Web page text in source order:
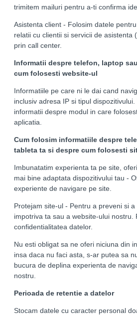
trimitem mailuri pentru a-ti confirma
Asistenta client - Folosim datele
relatii cu clientii si servicii de asistenta
prin call center.
Informatii despre telefon, laptop
cum folosesti website-ul
Informatiile pe care ni le dai cand
inclusiv adresa IP si tipul
informatii despre modul in care
aplicatia.
Cum folosim informatiile despre
tableta ta si despre cum folosesti
Imbunatatim experienta ta pe site,
mai bine adaptata dispozitivului tau -
experiente de navigare pe site.
Protejam site-ul - Pentru a preveni si
impotriva ta sau a website-ului nostru.
confidentialitatea datelor.
Nu esti obligat sa ne oferi niciuna din
insa daca nu faci asta, s-ar putea sa
bucura de deplina experienta de
nostru.
Perioada de retentie a datelor
Stocam datele cu caracter personal